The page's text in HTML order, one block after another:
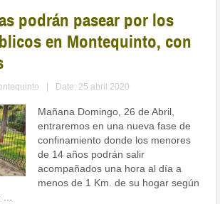
podrán pasear por los
en Montequinto, con
Date: 25 abril 2020
Mañana Domingo, 26 de Abril,
entraremos en una nueva fase de
confinamiento donde los menores
de 14 años podrán salir
acompañados una hora al día a
menos de 1 Km. de su hogar según
...